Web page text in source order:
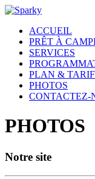
ACCUEIL
PRÊT À
SERVICES
PLAN &
PHOTOS
CONTACTEZ-
PHOTOS
Notre site